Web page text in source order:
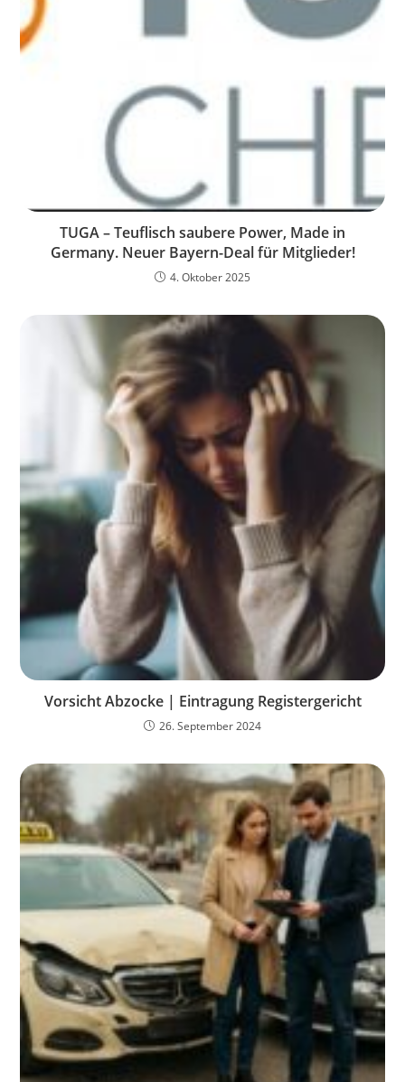
TUGA – Teuflisch saubere Power, Made in
Germany. Neuer Bayern-Deal für Mitglieder!
4. Oktober 2025
Vorsicht Abzocke | Eintragung Registergericht
26. September 2024